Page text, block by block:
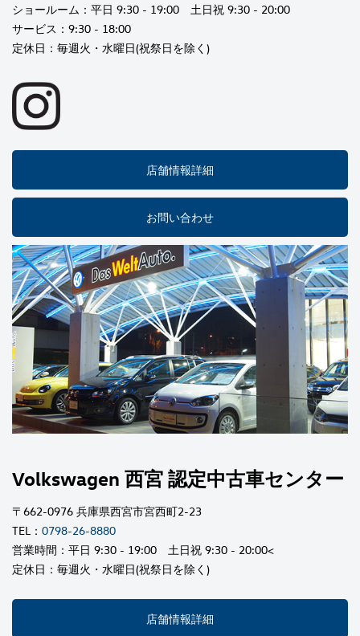
ショールーム：平日 9:30 - 19:00 土日祝 9:30 - 20:00
サービス：9:30 - 18:00
定休日：毎週火・水曜日(祝祭日を除く)
店舗情報詳細
お問い合わせ
Volkswagen 西宮 認定中古車センター
〒662-0976 兵庫県西宮市宮西町2-23
TEL： 0798-26-8880
営業時間：平日 9:30 - 19:00 土日祝 9:30 - 20:00<
定休日：毎週火・水曜日(祝祭日を除く)
店舗情報詳細